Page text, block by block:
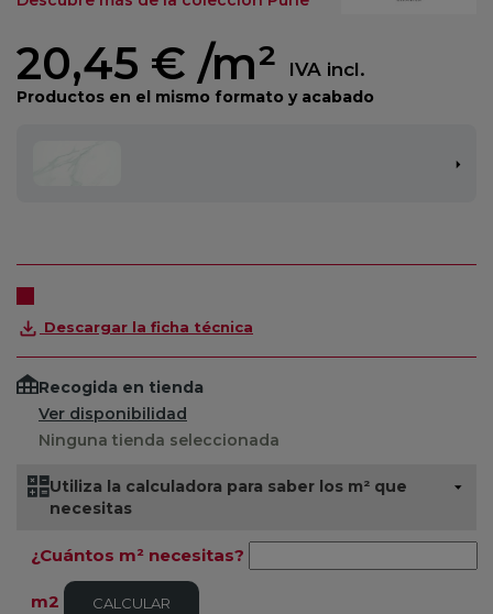
20,45 € /m² IVA incl.
Productos en el mismo formato y acabado
Descargar la ficha técnica
Recogida en tienda
Ver disponibilidad
Ninguna tienda seleccionada
Utiliza la calculadora para saber los m² que
necesitas
¿Cuántos m² necesitas?
m2 CALCULAR